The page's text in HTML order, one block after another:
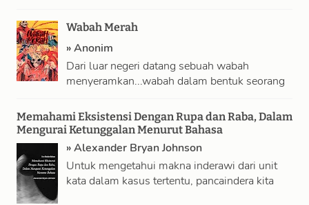
yang berdiri suram …
Wabah Merah
»Anonim
Dari luar negeri datang sebuah wabah
menyeramkan...wabah dalam bentuk seorang
Wabah Merah! Para pejabat …
Memahami Eksistensi Dengan Rupa dan Raba, Dalam
Mengurai Ketunggalan Menurut Bahasa
»Alexander Bryan Johnson
Untuk mengetahui makna inderawi dari unit
kata dalam kasus tertentu, pancaindera kita